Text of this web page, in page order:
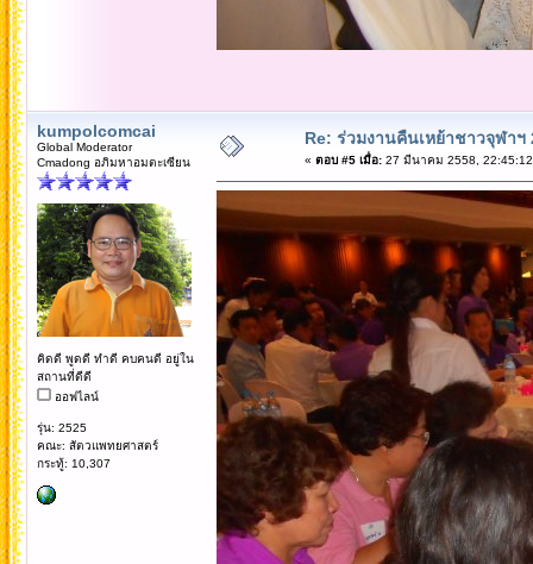
kumpolcomcai
Global Moderator
Cmadong อภิมหาอมตะเซียน
คิดดี พูดดี ทำดี คบคนดี อยู่ใน
สถานที่ดีดี
ออฟไลน์
รุ่น: 2525
คณะ: สัตวแพทยศาสตร์
กระทู้: 10,307
Re: ร่วมงานคืนเหย้าชาวจุฬาฯ
« ตอบ #5 เมื่อ:27 มีนาคม 2558,